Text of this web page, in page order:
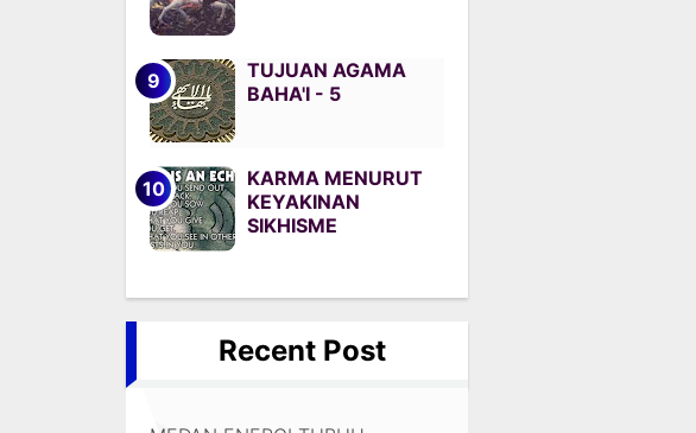
TUJUAN AGAMA
BAHA'I - 5
KARMA MENURUT
KEYAKINAN
SIKHISME
Recent Post